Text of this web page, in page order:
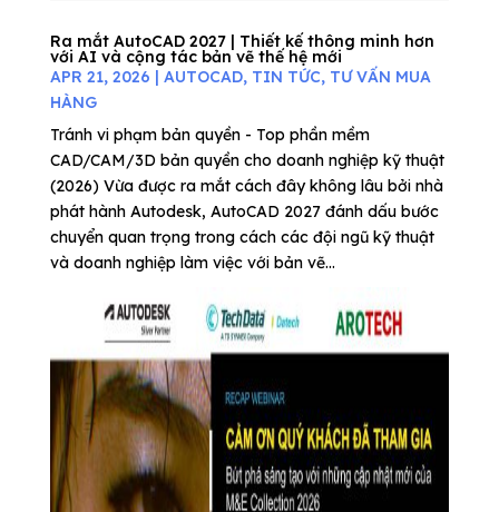
Ra mắt AutoCAD 2027 | Thiết kế thông minh hơn
với AI và cộng tác bản vẽ thế hệ mới
APR 21, 2026 | AUTOCAD, TIN TỨC, TƯ VẤN MUA
HÀNG
Tránh vi phạm bản quyền - Top phần mềm
CAD/CAM/3D bản quyền cho doanh nghiệp kỹ thuật
(2026) Vừa được ra mắt cách đây không lâu bởi nhà
phát hành Autodesk, AutoCAD 2027 đánh dấu bước
chuyển quan trọng trong cách các đội ngũ kỹ thuật
và doanh nghiệp làm việc với bản vẽ...